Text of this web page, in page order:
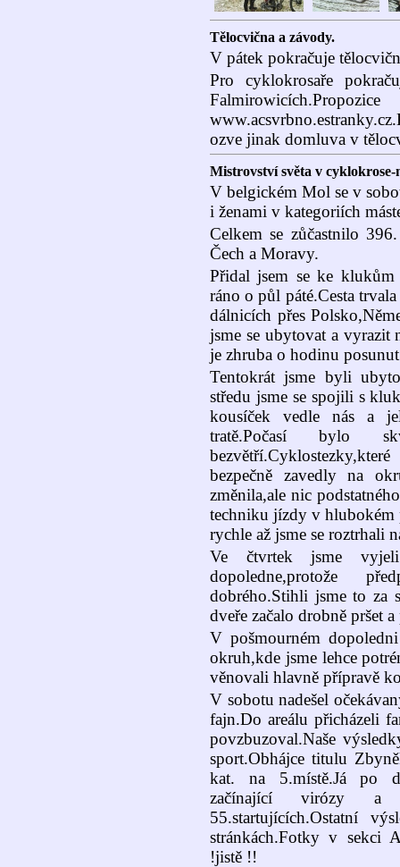
Tělocvična a závody.
V pátek pokračuje
Pro cyklokrosaře
ozve jinak domluva v
Mistrovství světa v cyklokrose-
V belgickém Mol se v
i ženami v kategoriích
Celkem se zůčastnilo
Čech a Moravy.
Přidal jsem se ke
ráno o půl páté.Cesta
dálnicích přes
jsme se ubytovat a
je zhruba o hodinu
Tentokrát jsme byli
středu jsme se spojili s
kousíček vedle nás a
tratě.Počasí bylo
bezpečně zavedly na
změnila,ale nic
techniku jízdy v hlubokém
rychle až jsme se roztrhali
Ve čtvrtek jsme
dopoledne,protože
dobrého.Stihli jsme to za
dveře začalo drobně pršet
V pošmourném
okruh,kde jsme lehce
věnovali hlavně přípravě
V sobotu nadešel
fajn.Do areálu přicházeli
povzbuzoval.Naše
sport.Obhájce titulu
kat. na 5.místě.Já po
začínající virózy
55.startujících.Ostatní
stránkách.Fotky v sekci
!jistě !!